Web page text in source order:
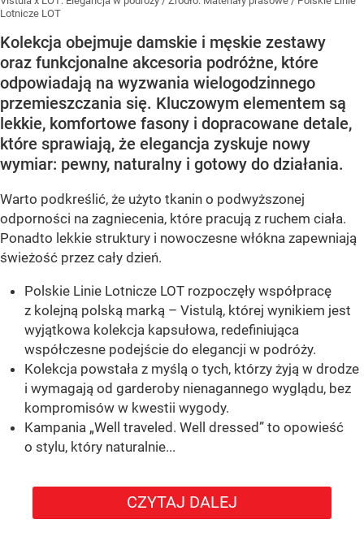
Lotnicze LOT
Kolekcja obejmuje damskie i męskie zestawy
oraz funkcjonalne akcesoria podróżne, które
odpowiadają na wyzwania wielogodzinnego
przemieszczania się. Kluczowym elementem są
lekkie, komfortowe fasony i dopracowane detale,
które sprawiają, że elegancja zyskuje nowy
wymiar: pewny, naturalny i gotowy do działania.
Warto podkreślić, że użyto tkanin o podwyższonej
odporności na zagniecenia, które pracują z ruchem ciała.
Ponadto lekkie struktury i nowoczesne włókna zapewniają
świeżość przez cały dzień.
Polskie Linie Lotnicze LOT rozpoczęły współpracę
z kolejną polską marką – Vistulą, której wynikiem jest
wyjątkowa kolekcja kapsułowa, redefiniująca
współczesne podejście do elegancji w podróży.
Kolekcja powstała z myślą o tych, którzy żyją w drodze
i wymagają od garderoby nienagannego wyglądu, bez
kompromisów w kwestii wygody.
Kampania „Well traveled. Well dressed” to opowieść
o stylu, który naturalnie...
CZYTAJ DALEJ